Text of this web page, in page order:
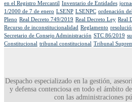
en el Registro Mercantil Inventario de Entidades
1/2000 de 7 de enero LSENP LSENPC ordenación
Pleno Real Decreto 749/2019 Real Decreto Ley Real
Recurso de inconstitucionalidad Reglamento
Secretario de Consejo Administración STC 86/2019
Constitucional tribunal constitucional Tribunal
Despacho especializado en la gestión,
y defensa contenciosa en todo el ámbito
con las administraciones